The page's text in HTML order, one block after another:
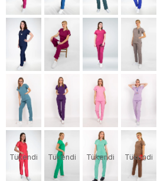
Tükendi Tükendi Tükendi Tükendi